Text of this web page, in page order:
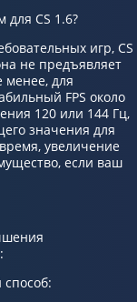
для CS 1.6?
игр, CS
не предъявляет
менее, для
FPS около
120 или 144 Гц,
значения для
увеличение
если ваш